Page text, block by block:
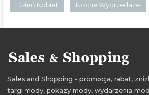
Dzień Kobiet Nocne Wyprzedaże
Sales and Shopping - promocja, rabat,
targi mody, pokazy mody, wydarzenia